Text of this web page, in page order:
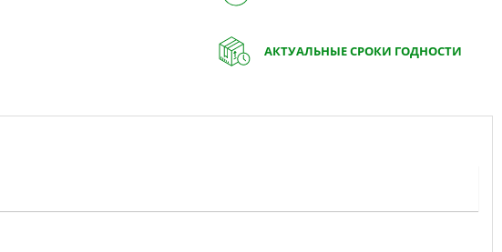
АКТУАЛЬНЫЕ СРОКИ ГОДНОСТИ